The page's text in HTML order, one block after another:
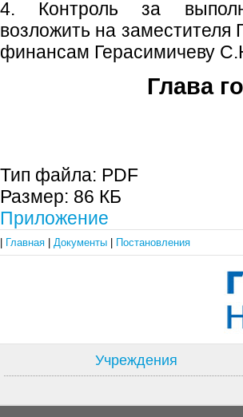
4. Контроль за
возложить на заместителя
финансам Герасимичеву
Глава
Тип файла: PDF
Размер: 86 КБ
Приложение
Главная Документы Постановления
Учреждения